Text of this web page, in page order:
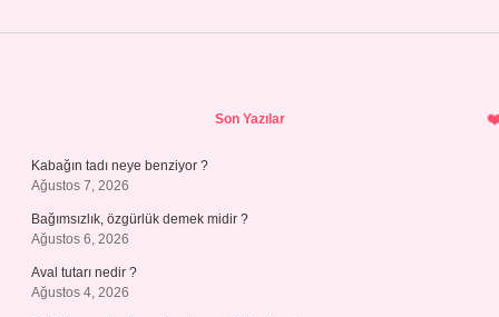
Son Yazılar
Kabağın tadı neye benziyor ?
Ağustos 7, 2026
Bağımsızlık, özgürlük demek midir ?
Ağustos 6, 2026
Aval tutarı nedir ?
Ağustos 4, 2026